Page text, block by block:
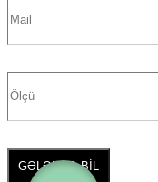
GƏLƏNDƏ BİL